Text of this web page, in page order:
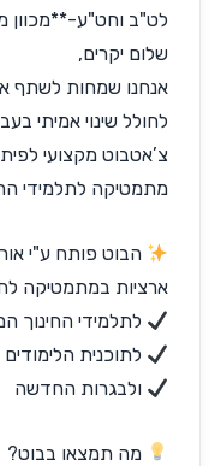
לט"ב וחט"ע-**מכוון
שלום יקרים,
אנחנו שמחות לשתף
לחולל שינוי אמיתי
צ’אטבוט מקצועי
מתמטיקה לתלמידי
הבוט פותח ע"י
ארציות במתמטיקה
לתלמידי החינוך
לתוכנית
ולבגרות החדשה
מה תמצאו בבוט?